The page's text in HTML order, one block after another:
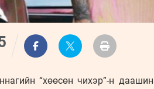
“хөөсөн чихэр”-н